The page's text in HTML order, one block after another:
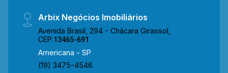
Arbix Negócios Imobiliários
Avenida Brasil, 294 - Chácara Girassol,
CEP:13465-691
Americana - SP
(19) 3475-4546